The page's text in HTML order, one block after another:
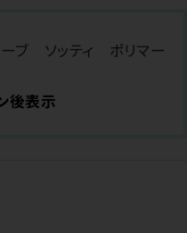
ーブ ソッティ ポリマー
後表示